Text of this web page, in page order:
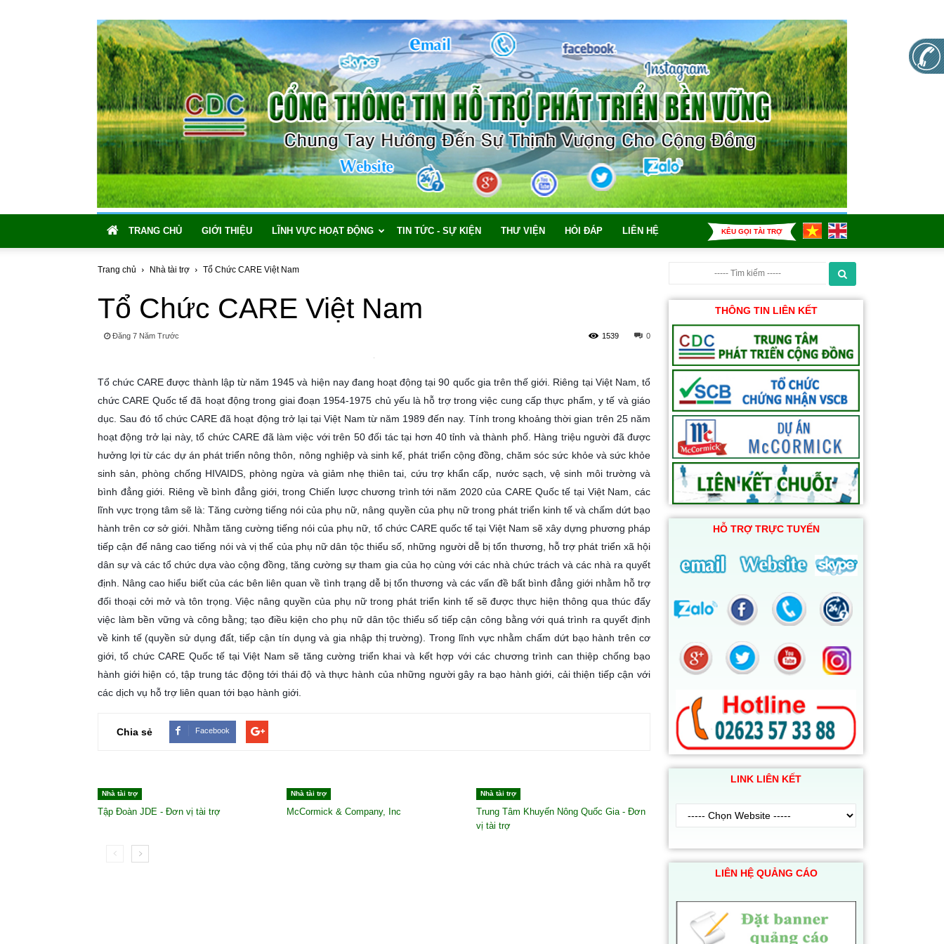
TRANG CHỦ GIỚI THIỆU LĨNH VỰC HOẠT ĐỘNG TIN TỨC - SỰ KIỆN THƯ VIỆN HỎI ĐÁP LIÊN HỆ KÊU GỌI TÀI TRỢ
Trang chủ Nhà tài trợ Tổ Chức CARE Việt Nam
Tổ Chức CARE Việt Nam
Đăng 7 Năm Trước 0
1539
Tổ chức CARE được thành lập từ năm 1945 và hiện nay đang hoạt động tại 90 quốc gia trên thế giới. Riêng tại Việt Nam, tổ
chức CARE Quốc tế đã hoạt động trong giai đoạn 1954-1975 chủ yếu là hỗ trợ trong việc cung cấp thực phẩm, y tế và giáo
dục. Sau đó tổ chức CARE đã hoạt động trở lại tại Việt Nam từ năm 1989 đến nay. Tính trong khoảng thời gian trên 25 năm
hoạt động trở lại này, tổ chức CARE đã làm việc với trên 50 đối tác tại hơn 40 tỉnh và thành phố. Hàng triệu người đã được
hưởng lợi từ các dự án phát triển nông thôn, nông nghiệp và sinh kế, phát triển cộng đồng, chăm sóc sức khỏe và sức khỏe
sinh sản, phòng chống HIVAIDS, phòng ngừa và giảm nhẹ thiên tai, cứu trợ khẩn cấp, nước sạch, vệ sinh môi trường và
bình đẳng giới. Riêng về bình đẳng giới, trong Chiến lược chương trình tới năm 2020 của CARE Quốc tế tại Việt Nam, các
lĩnh vực trọng tâm sẽ là: Tăng cường tiếng nói của phụ nữ, nâng quyền của phụ nữ trong phát triển kinh tế và chấm dứt bạo
hành trên cơ sở giới. Nhằm tăng cường tiếng nói của phụ nữ, tổ chức CARE quốc tế tại Việt Nam sẽ xây dựng phương pháp
tiếp cận để nâng cao tiếng nói và vị thế của phụ nữ dân tộc thiểu số, những người dễ bị tổn thương, hỗ trợ phát triển xã hội
dân sự và các tổ chức dựa vào cộng đồng, tăng cường sự tham gia của họ cùng với các nhà chức trách và các nhà ra quyết
định. Nâng cao hiểu biết của các bên liên quan về tình trạng dễ bị tổn thương và các vấn đề bất bình đẳng giới nhằm hỗ trợ
đối thoại cởi mở và tôn trọng. Việc nâng quyền của phụ nữ trong phát triển kinh tế sẽ được thực hiện thông qua thúc đẩy
việc làm bền vững và công bằng; tạo điều kiện cho phụ nữ dân tộc thiểu số tiếp cận công bằng với quá trình ra quyết định
về kinh tế (quyền sử dụng đất, tiếp cận tín dụng và gia nhập thị trường). Trong lĩnh vực nhằm chấm dứt bạo hành trên cơ
giới, tổ chức CARE Quốc tế tại Việt Nam sẽ tăng cường triển khai và kết hợp với các chương trình can thiệp chống bạo
hành giới hiện có, tập trung tác động tới thái độ và thực hành của những người gây ra bạo hành giới, cải thiện tiếp cận với
các dịch vụ hỗ trợ liên quan tới bạo hành giới.
Chia sẻ Facebook
Có thể bạn muốn xem
Nhà tài trợ
Tập Đoàn JDE - Đơn vị tài trợ
Nhà tài trợ
McCormick & Company, Inc
Nhà tài trợ
Trung Tâm Khuyến Nông Quốc Gia - Đơn
vị tài trợ
THÔNG TIN LIÊN KẾT
HỖ TRỢ TRỰC TUYẾN
LINK LIÊN KẾT
LIÊN HỆ QUẢNG CÁO